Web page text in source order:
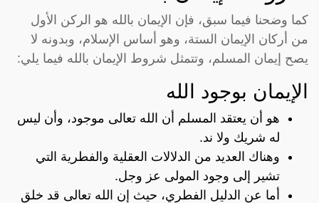
كما وضحنا فيما سبق، فإن الإيمان بالله هو الركن الأول
من أركان الإيمان الستة، وهو أساس الإسلام، وبدونه لا
يصح إيمان المسلم، وتتمثل شروط الإيمان بالله فيما يلي:
الإيمان بوجود الله
هو أن يعتقد المسلم أن الله تعالى موجود، وأن ليس
له شريك ولا ند.
وهناك العديد من الدلالات العقلية والفطرية التي
تشير إلى وجود المولى عز وجل.
أما عن الدليل الفطري، حيث إن الله تعالى قد خلق